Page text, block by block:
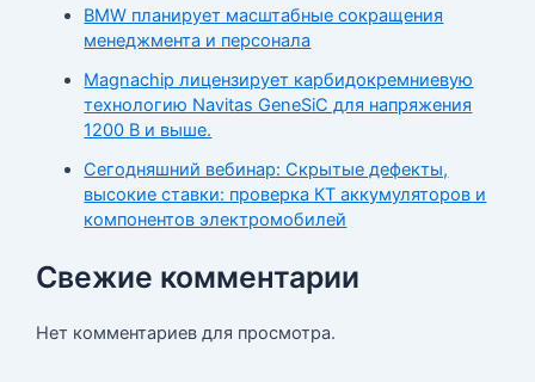
BMW планирует масштабные сокращения
менеджмента и персонала
Magnachip лицензирует карбидокремниевую
технологию Navitas GeneSiC для напряжения
1200 В и выше.
Сегодняшний вебинар: Скрытые дефекты,
высокие ставки: проверка КТ аккумуляторов и
компонентов электромобилей
Свежие комментарии
Нет комментариев для просмотра.